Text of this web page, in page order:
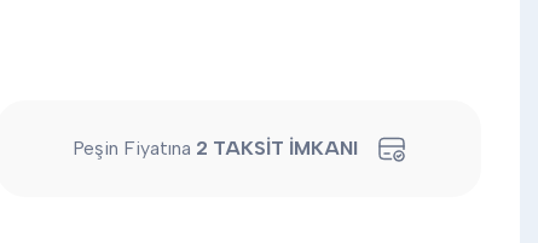
Peşin Fiyatına 2 TAKSİT İMKANI